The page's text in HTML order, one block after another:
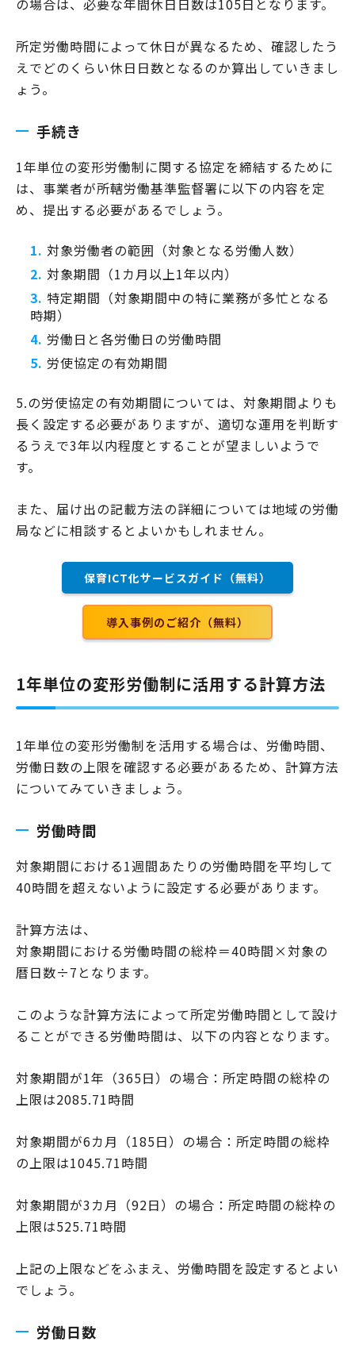
所定労働時間によって休日が異なるため、確認したう
えでどのくらい休日日数となるのか算出していきまし
ょう。
手続き
1年単位の変形労働制に関する協定を締結するために
は、事業者が所轄労働基準監督署に以下の内容を定
め、提出する必要があるでしょう。
対象労働者の範囲（対象となる労働人数）
対象期間（1カ月以上1年以内）
特定期間（対象期間中の特に業務が多忙となる
時期）
労働日と各労働日の労働時間
労使協定の有効期間
5.の労使協定の有効期間については、対象期間よりも
長く設定する必要がありますが、適切な運用を判断す
るうえで3年以内程度とすることが望ましいようで
す。
また、届け出の記載方法の詳細については地域の労働
局などに相談するとよいかもしれません。
保育ICT化サービスガイド（無料）
導入事例のご紹介（無料）
1年単位の変形労働制に活用する計算方法
1年単位の変形労働制を活用する場合は、労働時間、
労働日数の上限を確認する必要があるため、計算方法
についてみていきましょう。
労働時間
対象期間における1週間あたりの労働時間を平均して
40時間を超えないように設定する必要があります。
計算方法は、
対象期間における労働時間の総枠＝40時間×対象の
暦日数÷7となります。
このような計算方法によって所定労働時間として設け
ることができる労働時間は、以下の内容となります。
対象期間が1年（365日）の場合：所定時間の総枠の
上限は2085.71時間
対象期間が6カ月（185日）の場合：所定時間の総枠
の上限は1045.71時間
対象期間が3カ月（92日）の場合：所定時間の総枠の
上限は525.71時間
上記の上限などをふまえ、労働時間を設定するとよい
でしょう。
労働日数